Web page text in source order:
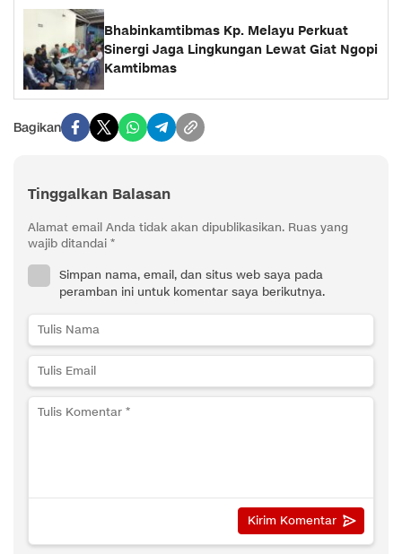
Bhabinkamtibmas Kp. Melayu Perkuat
Sinergi Jaga Lingkungan Lewat Giat Ngopi
Kamtibmas
Bagikan
Tinggalkan Balasan
Alamat email Anda tidak akan dipublikasikan. Ruas yang
wajib ditandai *
Simpan nama, email, dan situs web saya pada
peramban ini untuk komentar saya berikutnya.